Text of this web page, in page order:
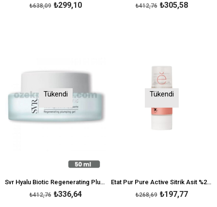
₺299,10
₺638,09 ₺305,58
₺412,76
Tükendi
Svr Hyalu Biotic Regenerating Plumping Jel 50 ml
₺336,64
₺412,76
Tükendi
Etat Pur Pure Active Sitrik Asit %26 15ml
₺197,77
₺268,69